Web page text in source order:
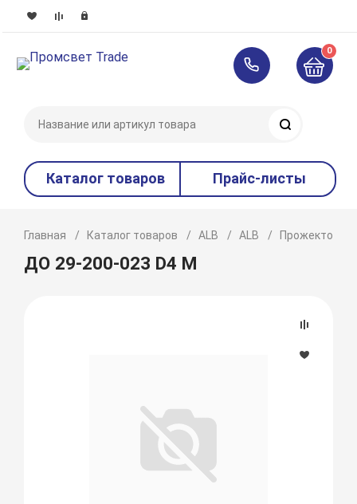
0
Каталог товаров Прайс-листы
Главная Каталог товаров ALB ALB Прожекторы
ДО 29-200-023 D4 М